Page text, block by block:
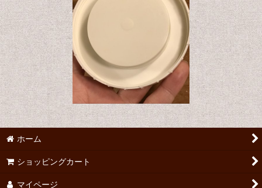
ホーム
ショッピングカート
マイページ